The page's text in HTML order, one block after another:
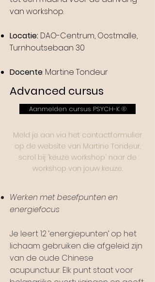
van workshop.
Locatie: DAO-Centrum, Oostmalle,
Turnhoutsebaan 30
Docente: Martine Tondeur
Advanced cursus
Aanmelden cursus PSYCH-K ®
Meld je aan via het contactformulier
op de website van Martine Tondeur,
scrol bij 'keuze workshop' naar de
workshop van jouw keuze.
Werken met besefpunten en
energiefocus
Je leert 12 ‘energiepunten’ op het
lichaam gebruiken die afgeleid zijn
van de oude Chinese
acupunctuur. Elk punt staat voor